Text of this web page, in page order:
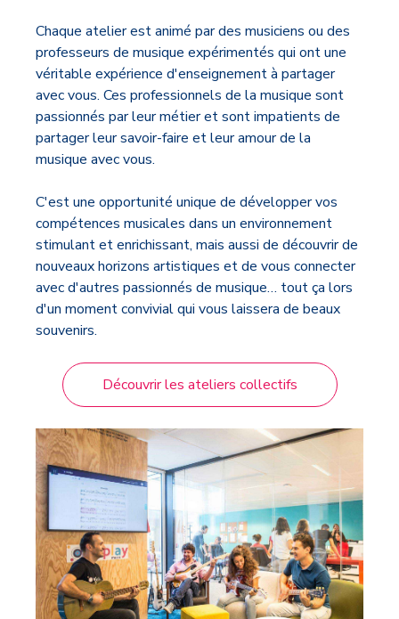
Chaque atelier est animé par des musiciens ou des
professeurs de musique expérimentés qui ont une
véritable expérience d'enseignement à partager
avec vous. Ces professionnels de la musique sont
passionnés par leur métier et sont impatients de
partager leur savoir-faire et leur amour de la
musique avec vous.
C'est une opportunité unique de développer vos
compétences musicales dans un environnement
stimulant et enrichissant, mais aussi de découvrir de
nouveaux horizons artistiques et de vous connecter
avec d'autres passionnés de musique… tout ça lors
d'un moment convivial qui vous laissera de beaux
souvenirs.
Découvrir les ateliers collectifs